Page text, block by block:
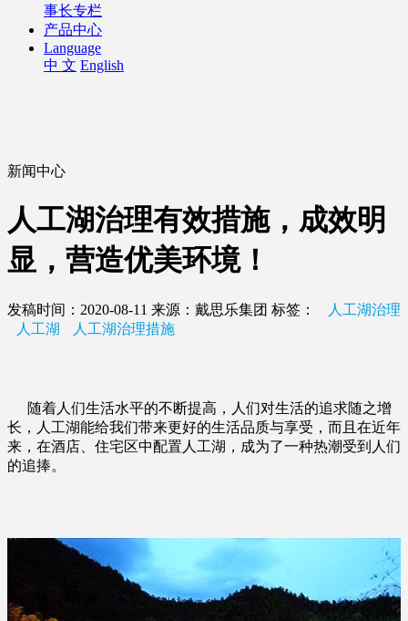
事长专栏
产品中心
Language
中 文 English
新闻中心
人工湖治理有效措施，成效明
显，营造优美环境！
发稿时间：2020-08-11 来源：戴思乐集团 标签：
人工湖治理
人工湖
人工湖治理措施
随着人们生活水平的不断提高，人们对生活的追求随之增
长，人工湖能给我们带来更好的生活品质与享受，而且在近年
来，在酒店、住宅区中配置人工湖，成为了一种热潮受到人们
的追捧。